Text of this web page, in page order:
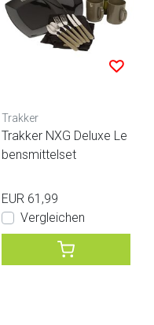
Trakker
Trakker NXG Deluxe Le
bensmittelset
EUR 61,99
Vergleichen